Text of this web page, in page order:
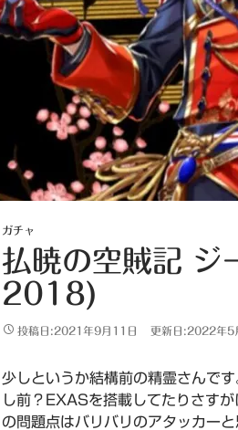
ガチャ
払暁の空賊記 ジ
2018)
投稿日:2021年9月11日 更新日:2022年5
少しというか結構前の精霊さんで
し前？EXASを搭載してたりさす
の問題点はバリバリのアタッカー